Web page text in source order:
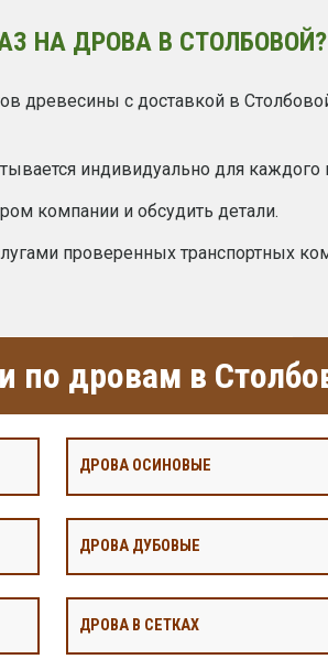
НА ДРОВА В СТОЛБОВОЙ?
древесины с доставкой в
индивидуально для каждого
компании и обсудить детали.
проверенных транспортных
по дровам в
ДРОВА ОСИНОВЫЕ
ДРОВА ДУБОВЫЕ
ДРОВА В СЕТКАХ